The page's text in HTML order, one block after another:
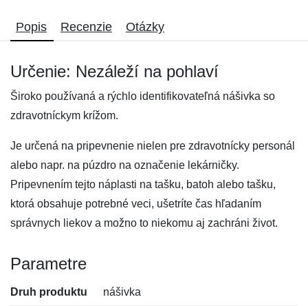
Popis Recenzie Otázky
Určenie: Nezáleží na pohlaví
Široko používaná a rýchlo identifikovateľná nášivka so
zdravotníckym krížom.
Je určená na pripevnenie nielen pre zdravotnícky personál
alebo napr. na púzdro na označenie lekárničky.
Pripevnením tejto náplasti na tašku, batoh alebo tašku,
ktorá obsahuje potrebné veci, ušetríte čas hľadaním
správnych liekov a možno to niekomu aj zachráni život.
Parametre
Druh produktu nášivka